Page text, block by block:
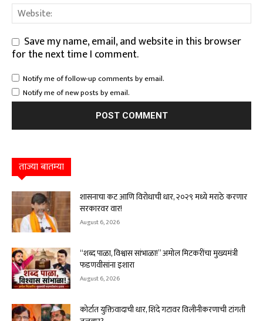
Save my name, email, and website in this browser
for the next time I comment.
Notify me of follow-up comments by email.
Notify me of new posts by email.
ताज्या बातम्या
शासनाचा कट आणि विरोधाची धार, २०२९ मध्ये मराठे करणार
सरकारवर वार!
August 6, 2026
“शब्द पाळा, विश्वास सांभाळा!” अमोल मिटकरींचा मुख्यमंत्री
फडणवीसांना इशारा
August 6, 2026
कोर्टात युक्तिवादाची धार, शिंदे गटावर विलीनीकरणाची टांगती